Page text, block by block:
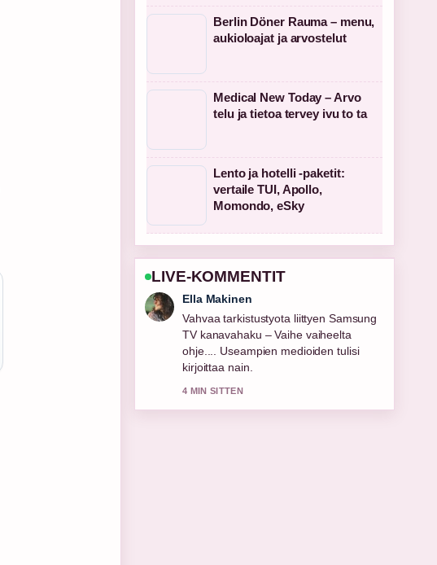
Berlin Döner Rauma – menu,
aukioloajat ja arvostelut
Medical New Today – Arvo
telu ja tietoa tervey ivu to ta
Lento ja hotelli -paketit:
vertaile TUI, Apollo,
Momondo, eSky
LIVE-KOMMENTIT
Joonas Kallio
Hyva yhteenveto aiheesta Lapin AMK
avoimet työpaikat | Mistä löydät....
Tama on tahan mennessa selkein
kooste tanaan.
6 MIN SITTEN